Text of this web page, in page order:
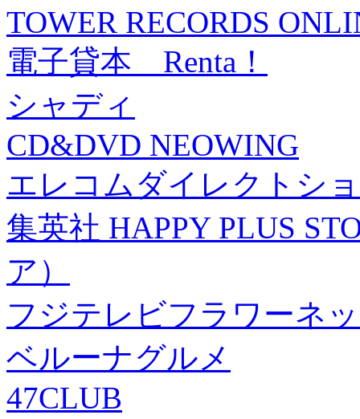
TOWER RECORDS
電子貸本 Renta！
シャディ
CD&DVD NEOWING
エレコムダイレクトシ
集英社 HAPPY PLUS
ア）
フジテレビフラワーネ
ベルーナグルメ
47CLUB